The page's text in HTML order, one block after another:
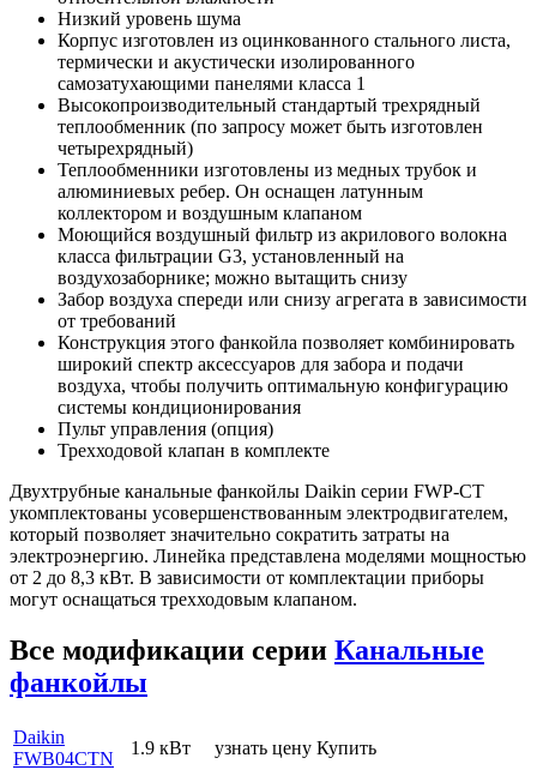
Низкий уровень шума
Корпус изготовлен из оцинкованного стального листа,
термически и акустически изолированного
самозатухающими панелями класса 1
Высокопроизводительный стандартый трехрядный
теплообменник (по запросу может быть изготовлен
четырехрядный)
Теплообменники изготовлены из медных трубок и
алюминиевых ребер. Он оснащен латунным
коллектором и воздушным клапаном
Моющийся воздушный фильтр из акрилового волокна
класса фильтрации G3, установленный на
воздухозаборнике; можно вытащить снизу
Забор воздуха спереди или снизу агрегата в зависимости
от требований
Конструкция этого фанкойла позволяет комбинировать
широкий спектр аксессуаров для забора и подачи
воздуха, чтобы получить оптимальную конфигурацию
системы кондиционирования
Пульт управления (опция)
Трехходовой клапан в комплекте
Двухтрубные канальные фанкойлы Daikin cерии FWP-CT
укомплектованы усовершенствованным электродвигателем,
который позволяет значительно сократить затраты на
электроэнергию. Линейка представлена моделями мощностью
от 2 до 8,3 кВт. В зависимости от комплектации приборы
могут оснащаться трехходовым клапаном.
Все модификации серии Канальные
фанкойлы
Daikin
FWB04CTN
1.9 кВт узнать цену Купить